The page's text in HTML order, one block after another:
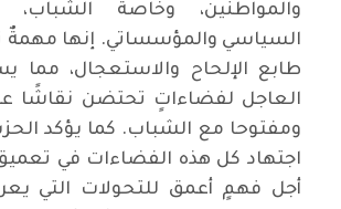
والمواطنين، وخاصة
السياسي والمؤسساتي. إنها مهمةٌ
طابع الإلحاح والاستعجال، مما
العاجل لفضاءاتٍ تحتضن نقاشًا
ومفتوحا مع الشباب. كما يؤكد
اجتهاد كل هذه الفضاءات في
أجل فهمٍ أعمق للتحولات التي